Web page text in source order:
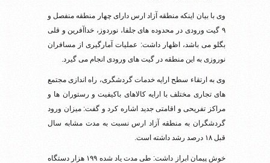
وی با بیان اینکه منطقه آزاد ارس دارای چهار منطقه منفصل و
۹ گیت ورودی در محدوده های جلفا، نوردوز، خداآفرین و قلی
بگلو می باشد، اظهار داشت: عملیات آمارگیری از مسافران
نوروزی به این منطقه در گیت های ورودی انجام می گیرد.
وی به ارتقاء سطح ارایه خدمات گردشگری، راه اندازی مجتمع
های تجاری مختلف با ارایه کالاهای باکیفیت و رستوران ها و
مراکز تفریحی و اقامتی جدید اشاره کرد و گفت: میزان ورود
گردشگران به منطقه آزاد ارس نسبت به مدت مشابه سال
قبل ۱۸ درصد رشد داشته است.
خوش پیمان ابراز داشت: طی مدت یاد شده ۱۹۹ هزار دستگاه